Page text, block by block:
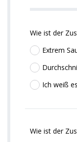
Wie ist der
Extrem
Ich weiß
Wie ist der